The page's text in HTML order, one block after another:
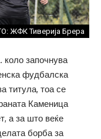
ЖФК Тиверија Брера
коло започнува
фудбалска
титула, тоа се
Каменица
а за што веќе
борба за